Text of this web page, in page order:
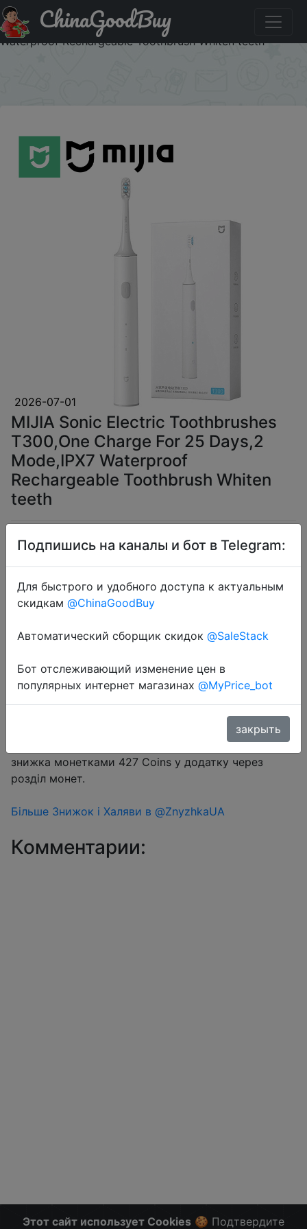
Промокод на скидку :CDUA03 MIJIA Sonic Electric
Toothbrushes T300,One Charge For 25 Days,2 Mode,IPX7
Waterproof Rechargeable Toothbrush Whiten teeth
ChinaGoodBuy
2026-07-01
MIJIA Sonic Electric Toothbrushes
T300,One Charge For 25 Days,2
Mode,IPX7 Waterproof
Rechargeable Toothbrush Whiten
teeth
$15.42
Промокод:
Перейти в магазин
Промокод розпродажу CDUA03 або AEUA3 +
знижка монетками 427 Coins у додатку через
розділ монет.
Більше Знижок і Халяви в @ZnyzhkaUA
Комментарии:
Этот сайт использует Cookies 🍪 Подтвердите
Подпишись на каналы и бот в Telegram:
Для быстрого и удобного доступа к актуальным
скидкам @ChinaGoodBuy
Автоматический сборщик скидок @SaleStack
Бот отслеживающий изменение цен в
популярных интернет магазинах @MyPrice_bot
закрыть